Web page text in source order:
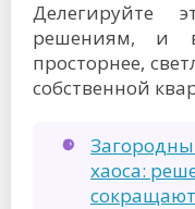
Делегируйте
решениям, и
просторнее,
собственной
хаоса: